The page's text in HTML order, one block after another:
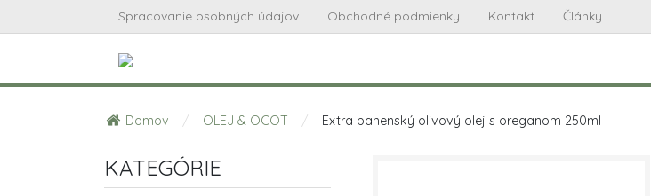
Spracovanie osobných údajov Obchodné podmienky Kontakt Články
Domov / OLEJ & OCOT / Extra panenský olivový olej s oreganom 250ml
KATEGÓRIE